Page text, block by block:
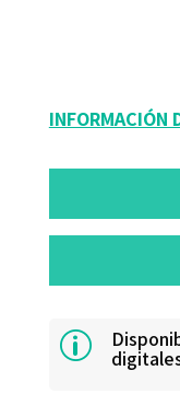
INFORMACIÓN
p